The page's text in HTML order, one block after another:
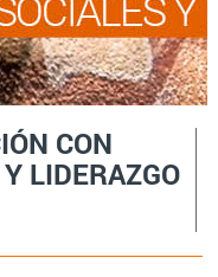
CON
LIDERAZGO